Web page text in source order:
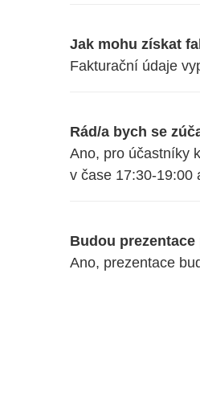
Jak mohu získat
Fakturační údaje
Rád/a bych se
Ano, pro účastníky
v čase 17:30-19:00
Budou
Ano, prezentace